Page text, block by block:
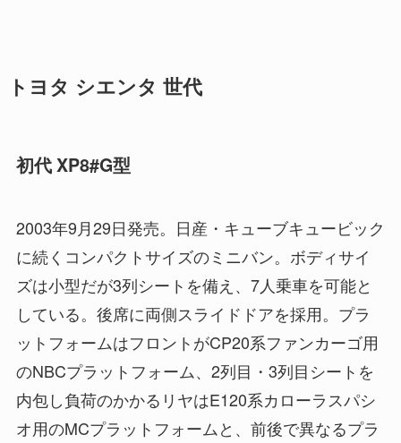
トヨタ シエンタ 世代
初代 XP8#G型
2003年9月29日発売。日産・キューブキュービック
に続くコンパクトサイズのミニバン。ボディサイ
ズは小型だが3列シートを備え、7人乗車を可能と
している。後席に両側スライドドアを採用。プラ
ットフォームはフロントがCP20系ファンカーゴ用
のNBCプラットフォーム、2列目・3列目シートを
内包し負荷のかかるリヤはE120系カローラスパシ
オ用のMCプラットフォームと、前後で異なるプラ